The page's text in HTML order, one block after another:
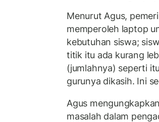
Menurut Agus,
memperoleh laptop
kebutuhan siswa;
titik itu ada kurang
(jumlahnya) seperti
gurunya dikasih. Ini
Agus
masalah dalam